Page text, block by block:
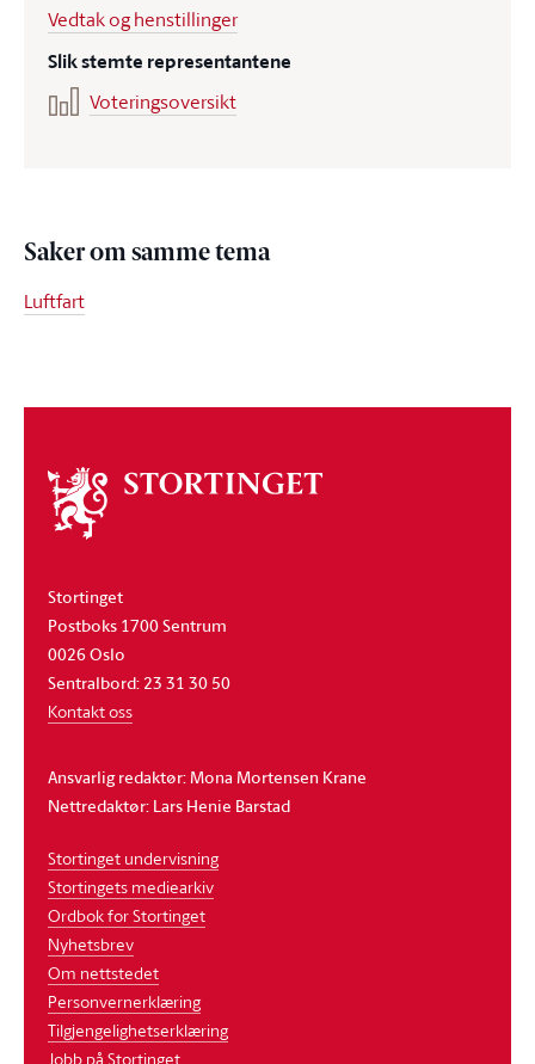
Vedtak og henstillinger
Slik stemte representantene
Voteringsoversikt
Saker om samme tema
Luftfart
Om
stortinget
Stortinget
Postboks 1700 Sentrum
0026 Oslo
Sentralbord: 23 31 30 50
Kontakt oss
Ansvarlig redaktør: Mona Mortensen Krane
Nettredaktør: Lars Henie Barstad
Stortinget undervisning
Stortingets mediearkiv
Ordbok for Stortinget
Nyhetsbrev
Om nettstedet
Personvernerklæring
Tilgjengelighetserklæring
Jobb på Stortinget